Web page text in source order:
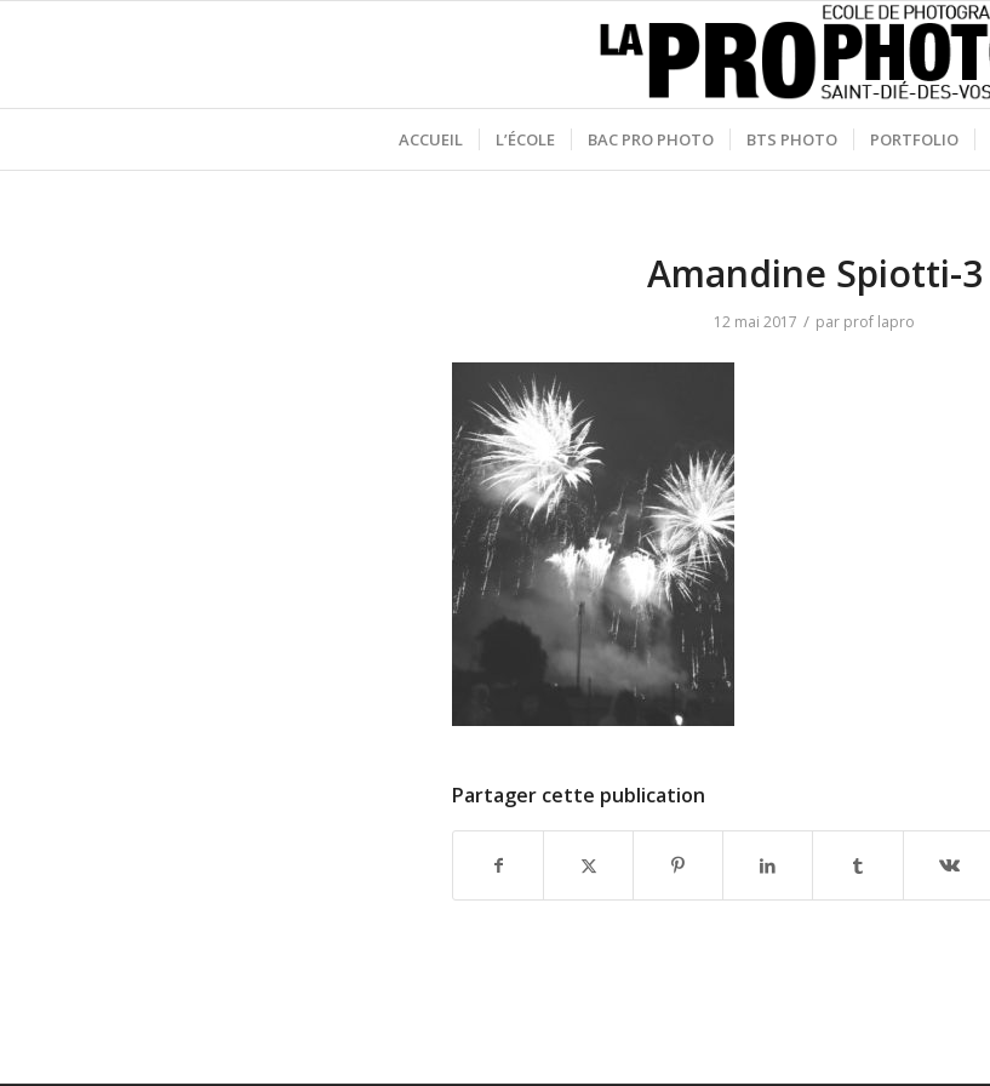
ACCUEIL L’ÉCOLE BAC PRO PHOTO BTS PHOTO PORTFOLIO
Amandine Spiotti-3
12 mai 2017 / par prof lapro
Partager cette publication